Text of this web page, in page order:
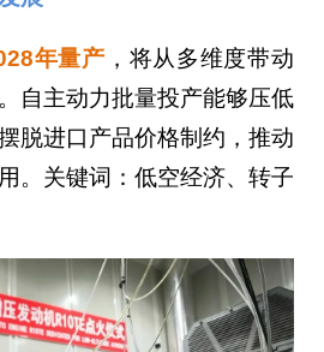
年量产 ，将从多维度带动
自主动力批量投产能够压低
脱进口产品价格制约，推动
。关键词：低空经济、转子